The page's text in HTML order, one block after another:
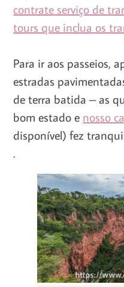
contrate serviço de
tours que inclua os
Para ir aos passeios,
estradas
de terra batida – as
bom estado e nosso
disponível) fez
.